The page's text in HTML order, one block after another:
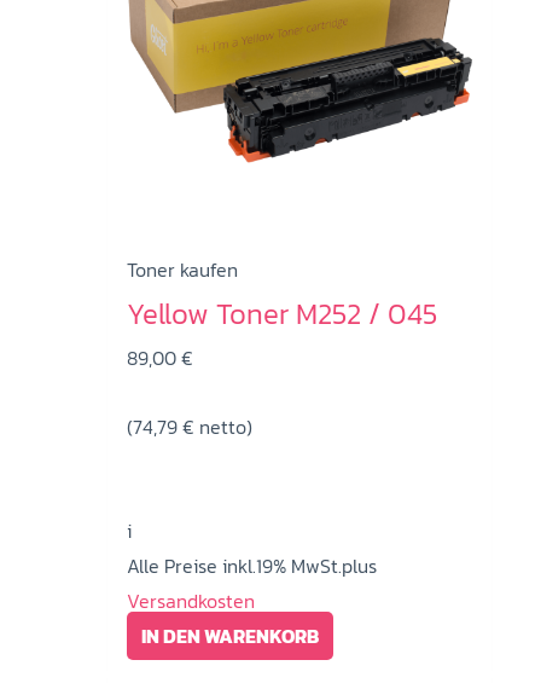
Toner kaufen
Yellow Toner M252 / 045
89,00€
(74,79€ netto)
i
Alle Preise inkl.19% MwSt.plus
Versandkosten
IN DEN WARENKORB